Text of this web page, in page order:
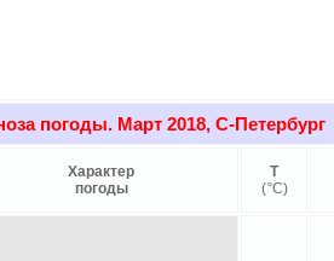
погоды. Март 2018, С-Петербург
Характер
погоды
Т
(°C)